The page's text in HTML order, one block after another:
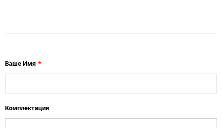
Ваше Имя *
Комплектация